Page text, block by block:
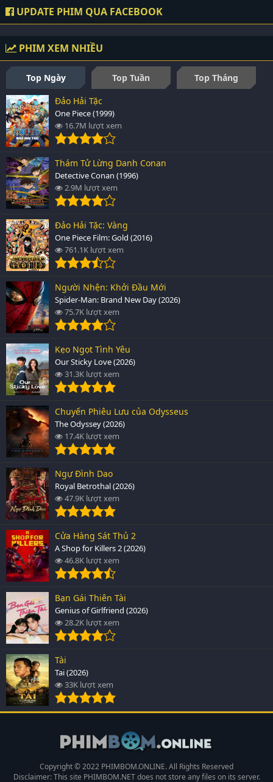
UPDATE PHIM QUA FACEBOOK
PHIM XEM NHIỀU
Top Ngày Top Tuần
Top Tháng
Đảo Hải Tặc
One Piece (1999)
16.7M lượt xem
Thám Tử Lừng Danh Conan
Detective Conan (1996)
2.9M lượt xem
Đảo Hải Tặc: Vàng
One Piece Film: Gold (2016)
761.1K lượt xem
Người Nhện: Khởi Đầu Mới
Spider-Man: Brand New Day (2026)
75.7K lượt xem
Kẹo Ngọt Tình Yêu
Our Sticky Love (2026)
31.3K lượt xem
Chuyến Phiêu Lưu của Odysseus
The Odyssey (2026)
17.4K lượt xem
Ngự Đình Dao
Royal Betrothal (2026)
47.9K lượt xem
Cửa Hàng Sát Thủ 2
A Shop for Killers 2 (2026)
46.8K lượt xem
Bạn Gái Thiên Tài
Genius of Girlfriend (2026)
28.2K lượt xem
Tài
Tai (2026)
33K lượt xem
Copyright © 2022 PHIMBOM.ONLINE. All Rights Reserved
Disclaimer: This site PHIMBOM.NETdoes not store any files on its server.